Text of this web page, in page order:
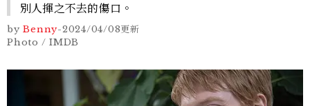
別人揮之不去的傷口。
by Benny-2024/04/08更新
Photo / IMDB